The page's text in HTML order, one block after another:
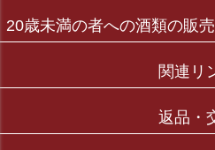
20歳未満の者への酒類の販
関連リ
返品・